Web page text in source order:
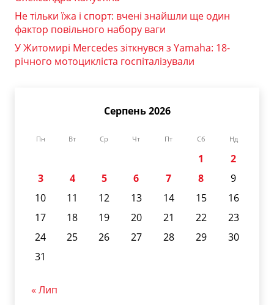
Не тільки їжа і спорт: вчені знайшли ще один
фактор повільного набору ваги
У Житомирі Mercedes зіткнувся з Yamaha: 18-
річного мотоцикліста госпіталізували
Серпень 2026
Пн Вт Ср Чт Пт Сб Нд
1
2
3
4 5 6 7 8
9
10
11 12 13 14 15
16
17
18 19 20 21 22
23
24
25 26 27 28 29
30
31
« Лип